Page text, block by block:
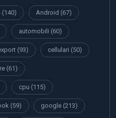
(140) Android (67)
automobili (60)
(93) cellulari (50)
(61)
cpu (115)
(59) google (213)